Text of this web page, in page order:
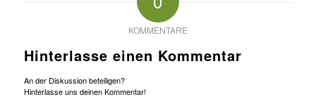
KOMMENTARE
Hinterlasse einen Kommentar
An der Diskussion beteiligen?
Hinterlasse uns deinen Kommentar!